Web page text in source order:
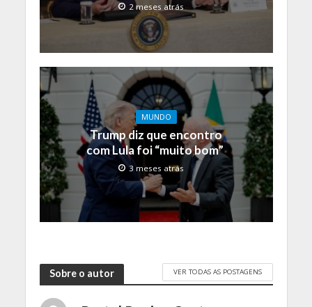
2 meses atrás
MUNDO
Trump diz que encontro
com Lula foi “muito bom”
3 meses atrás
Sobre o autor VER TODAS AS POSTAGENS